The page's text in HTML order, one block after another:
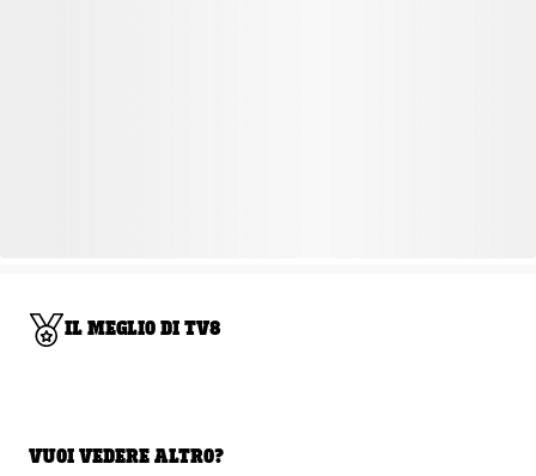
IL MEGLIO DI TV8
VUOI VEDERE ALTRO?